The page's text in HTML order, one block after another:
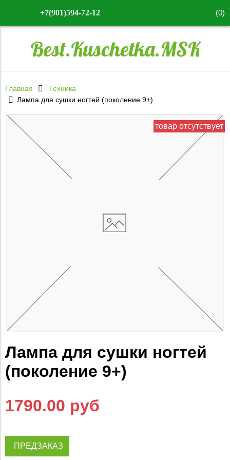
+7(901)594-72-12 (0)
Best.Kuschetka.MSK
Главная
Техника
Лампа для сушки ногтей (поколение 9+)
товар отсутствует
Лампа для сушки ногтей
(поколение 9+)
1790.00 руб
ПРЕДЗАКАЗ